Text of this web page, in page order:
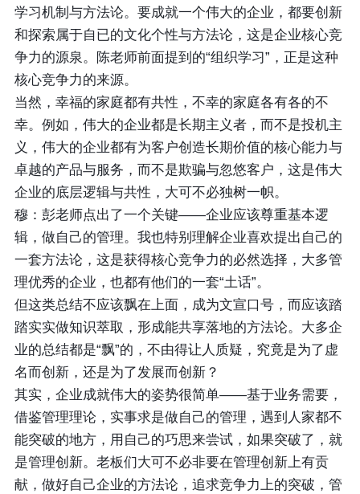
学习机制与方法论。要成就一个伟大的企业，都要创新
和探索属于自已的文化个性与方法论，这是企业核心竞
争力的源泉。陈老师前面提到的“组织学习”，正是这种
核心竞争力的来源。
当然，幸福的家庭都有共性，不幸的家庭各有各的不
幸。例如，伟大的企业都是长期主义者，而不是投机主
义，伟大的企业都有为客户创造长期价值的核心能力与
卓越的产品与服务，而不是欺骗与忽悠客户，这是伟大
企业的底层逻辑与共性，大可不必独树一帜。
穆：彭老师点出了一个关键——企业应该尊重基本逻
辑，做自己的管理。我也特别理解企业喜欢提出自己的
一套方法论，这是获得核心竞争力的必然选择，大多管
理优秀的企业，也都有他们的一套“土话”。
但这类总结不应该飘在上面，成为文宣口号，而应该踏
踏实实做知识萃取，形成能共享落地的方法论。大多企
业的总结都是“飘”的，不由得让人质疑，究竟是为了虚
名而创新，还是为了发展而创新？
其实，企业成就伟大的姿势很简单——基于业务需要，
借鉴管理理论，实事求是做自己的管理，遇到人家都不
能突破的地方，用自己的巧思来尝试，如果突破了，就
是管理创新。老板们大可不必非要在管理创新上有贡
献，做好自己企业的方法论，追求竞争力上的突破，管